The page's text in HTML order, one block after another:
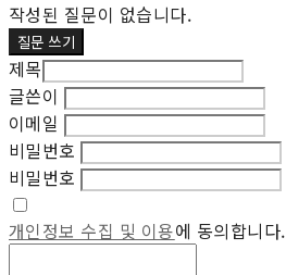
작성된 질문이 없습니다.
질문 쓰기
제목
글쓴이
이메일
비밀번호
비밀번호
개인정보 수집 및 이용에 동의합니다.